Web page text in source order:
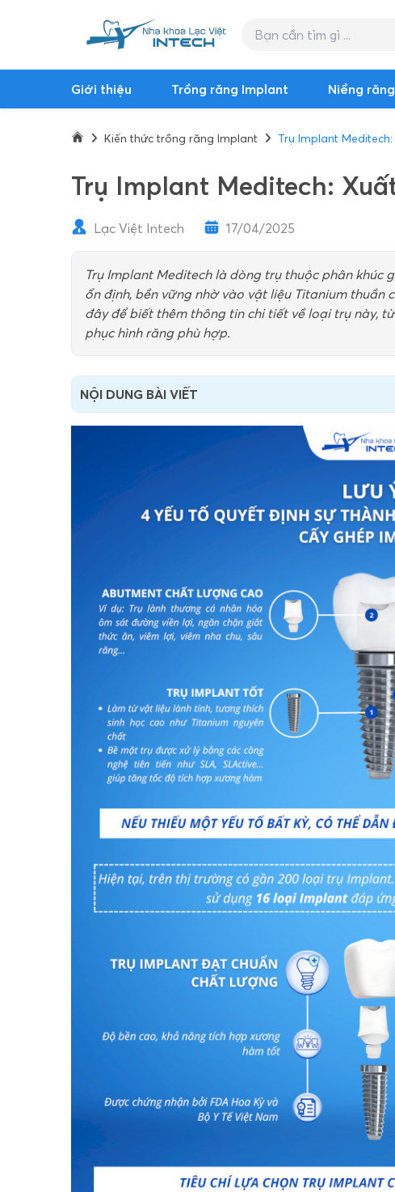
Giới thiệu Trồng răng Implant Niềng răng
Kiến thức trồng răng Implant Trụ Implant
Trụ Implant Meditech:
Lạc Việt Intech 17/04/2025
Trụ Implant Meditech là dòng trụ thuộc phân
ổn định, bền vững nhờ vào vật liệu Titanium
đây để biết thêm thông tin chi tiết về loại trụ này,
phục hình răng phù hợp.
NỘI DUNG BÀI VIẾT